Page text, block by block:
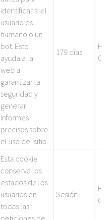
identificar si el
usuario es
humano o un
bot. Esto
ayuda a la
web a
garantizar la
seguridad y
generar
informes
precisos sobre
el uso del sitio.
179 días
Esta cookie
conserva los
estados de los
usuarios en
todas las
peticiones de
Sesión